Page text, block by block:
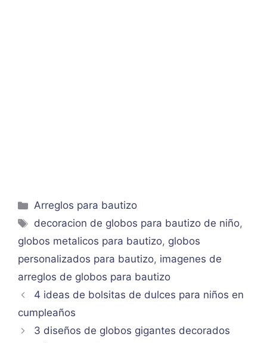
Categorías
Arreglos para bautizo
Etiquetas
decoracion de globos para bautizo de niño,
globos metalicos para bautizo, globos
personalizados para bautizo, imagenes de
arreglos de globos para bautizo
4 ideas de bolsitas de dulces para niños en
cumpleaños
3 diseños de globos gigantes decorados